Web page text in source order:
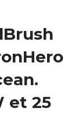
et 25